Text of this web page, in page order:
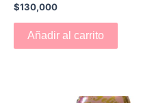
$130,000
Añadir al carrito